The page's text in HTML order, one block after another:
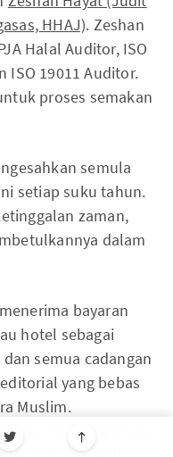
HHAJ). Zeshan
Halal Auditor, ISO
ISO 19011 Auditor.
proses semakan
semula
setiap suku tahun.
zaman,
dalam
bayaran
hotel sebagai
semua cadangan
yang bebas
Muslim.
pautan tempahan